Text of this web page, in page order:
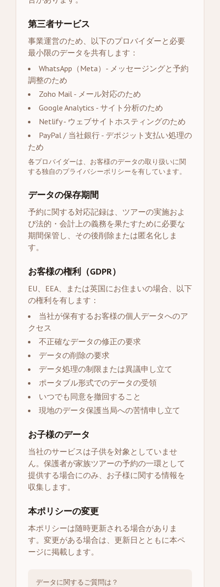
第三者サービス
事業運営のため、以下のプロバイダーと必要
最小限のデータを共有します：
WhatsApp（Meta）- メッセージングと予約
調整のため
Zoho Mail - メール対応のため
Google Analytics - サイト分析のため
Netlify - ウェブサイトホスティングのため
PayPal / 当社銀行 - デポジット支払い処理の
ため
各プロバイダーは、お客様のデータの取り扱いに関
する独自のプライバシーポリシーを有しています。
データの保存期間
予約に関する対応記録は、ツアーの実施およ
び法的・会計上の義務を果たすために必要な
期間保管し、その後削除または匿名化しま
す。
お客様の権利（GDPR）
EU、EEA、または英国にお住まいの場合、以下
の権利を有します：
当社が保有するお客様の個人データへのア
クセス
不正確なデータの修正の要求
データの削除の要求
データ処理の制限または異議申し立て
ポータブル形式でのデータの受領
いつでも同意を撤回すること
現地のデータ保護当局への苦情申し立て
お子様のデータ
当社のサービスは子供を対象としていませ
ん。保護者が家族ツアーの予約の一環として
提供する場合にのみ、お子様に関する情報を
収集します。
本ポリシーの変更
本ポリシーは随時更新される場合がありま
す。変更がある場合は、更新日とともに本ペ
ージに掲載します。
データに関するご質問は？